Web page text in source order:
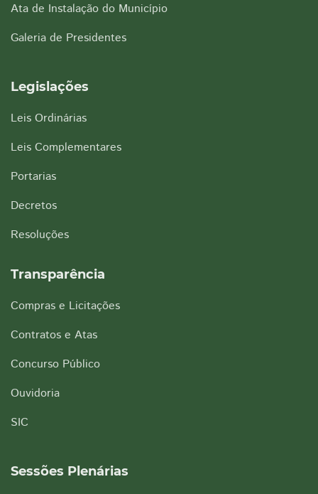
Ata de Instalação do Município
Galeria de Presidentes
Legislações
Leis Ordinárias
Leis Complementares
Portarias
Decretos
Resoluções
Transparência
Compras e Licitações
Contratos e Atas
Concurso Público
Ouvidoria
SIC
Sessões Plenárias